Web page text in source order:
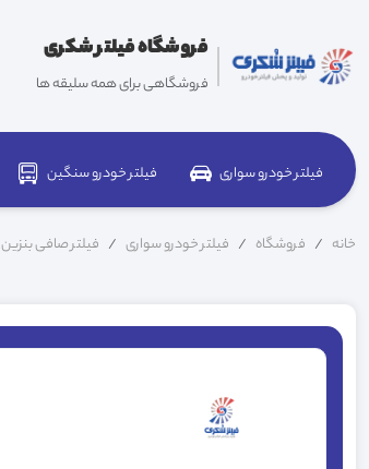
فروشگاه فیلتر شکری
فروشگاهی برای همه سلیقه ها
فیلتر خودرو سواری فیلتر خودرو سنگین
خانه فروشگاه فیلتر خودرو سواری فیلتر صافی بنزین